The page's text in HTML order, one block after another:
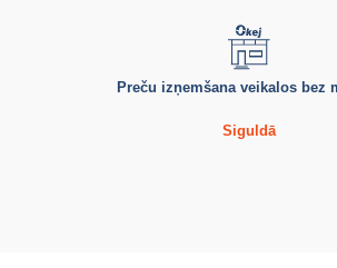
Preču izņemšana veikalos bez
Siguldā